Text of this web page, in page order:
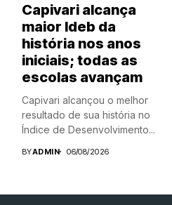
Capivari alcança
maior Ideb da
história nos anos
iniciais; todas as
escolas avançam
Capivari alcançou o melhor
resultado de sua história no
Índice de Desenvolvimento...
BYADMIN 06/08/2026